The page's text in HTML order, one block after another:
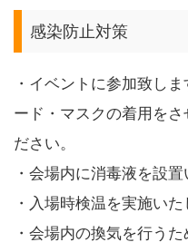
感染防止対策
・イベントに参加致し
ード・マスクの着用を
ださい。
・会場内に消毒液を設置
・入場時検温を実施いた
・会場内の換気を行う